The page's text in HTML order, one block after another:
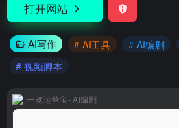
打开网站
AI写作 # AI工具 # AI编剧
# 视频脚本
一览运营宝- AI编剧